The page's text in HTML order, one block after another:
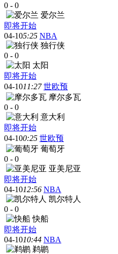
0 - 0
爱尔兰
即将开始
04-105:25 NBA
独行侠
0 - 0
太阳
即将开始
04-1011:27 世欧预
摩尔多瓦
0 - 0
意大利
即将开始
04-100:25 世欧预
葡萄牙
0 - 0
亚美尼亚
即将开始
04-1012:56 NBA
凯尔特人
0 - 0
快船
即将开始
04-1010:44 NBA
鹈鹕